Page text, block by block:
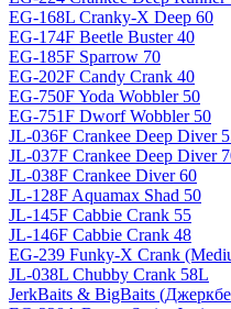
EG-168L Cranky-X Deep 60
EG-174F Beetle Buster 40
EG-185F Sparrow 70
EG-202F Candy Crank 40
EG-750F Yoda Wobbler 50
EG-751F Dworf Wobbler 50
JL-036F Crankee Deep Diver
JL-037F Crankee Deep Diver
JL-038F Crankee Diver 60
JL-128F Aquamax Shad 50
JL-145F Cabbie Crank 55
JL-146F Cabbie Crank 48
EG-239 Funky-X Crank
JL-038L Chubby Crank 58L
JerkBaits & BigBaits